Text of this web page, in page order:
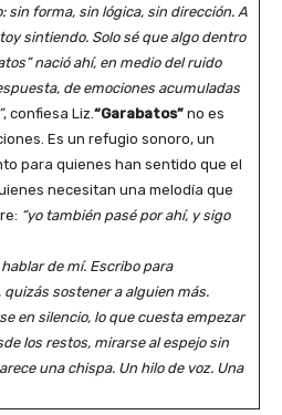
sin forma, sin lógica, sin dirección. A
sintiendo. Solo sé que algo dentro
nació ahí, en medio del ruido
de emociones acumuladas
, confiesa Liz. “Garabatos” no es
Es un refugio sonoro, un
para quienes han sentido que el
necesitan una melodía que
“yo también pasé por ahí, y sigo
de mí. Escribo para
quizás sostener a alguien más.
en silencio, lo que cuesta empezar
los restos, mirarse al espejo sin
una chispa. Un hilo de voz. Una